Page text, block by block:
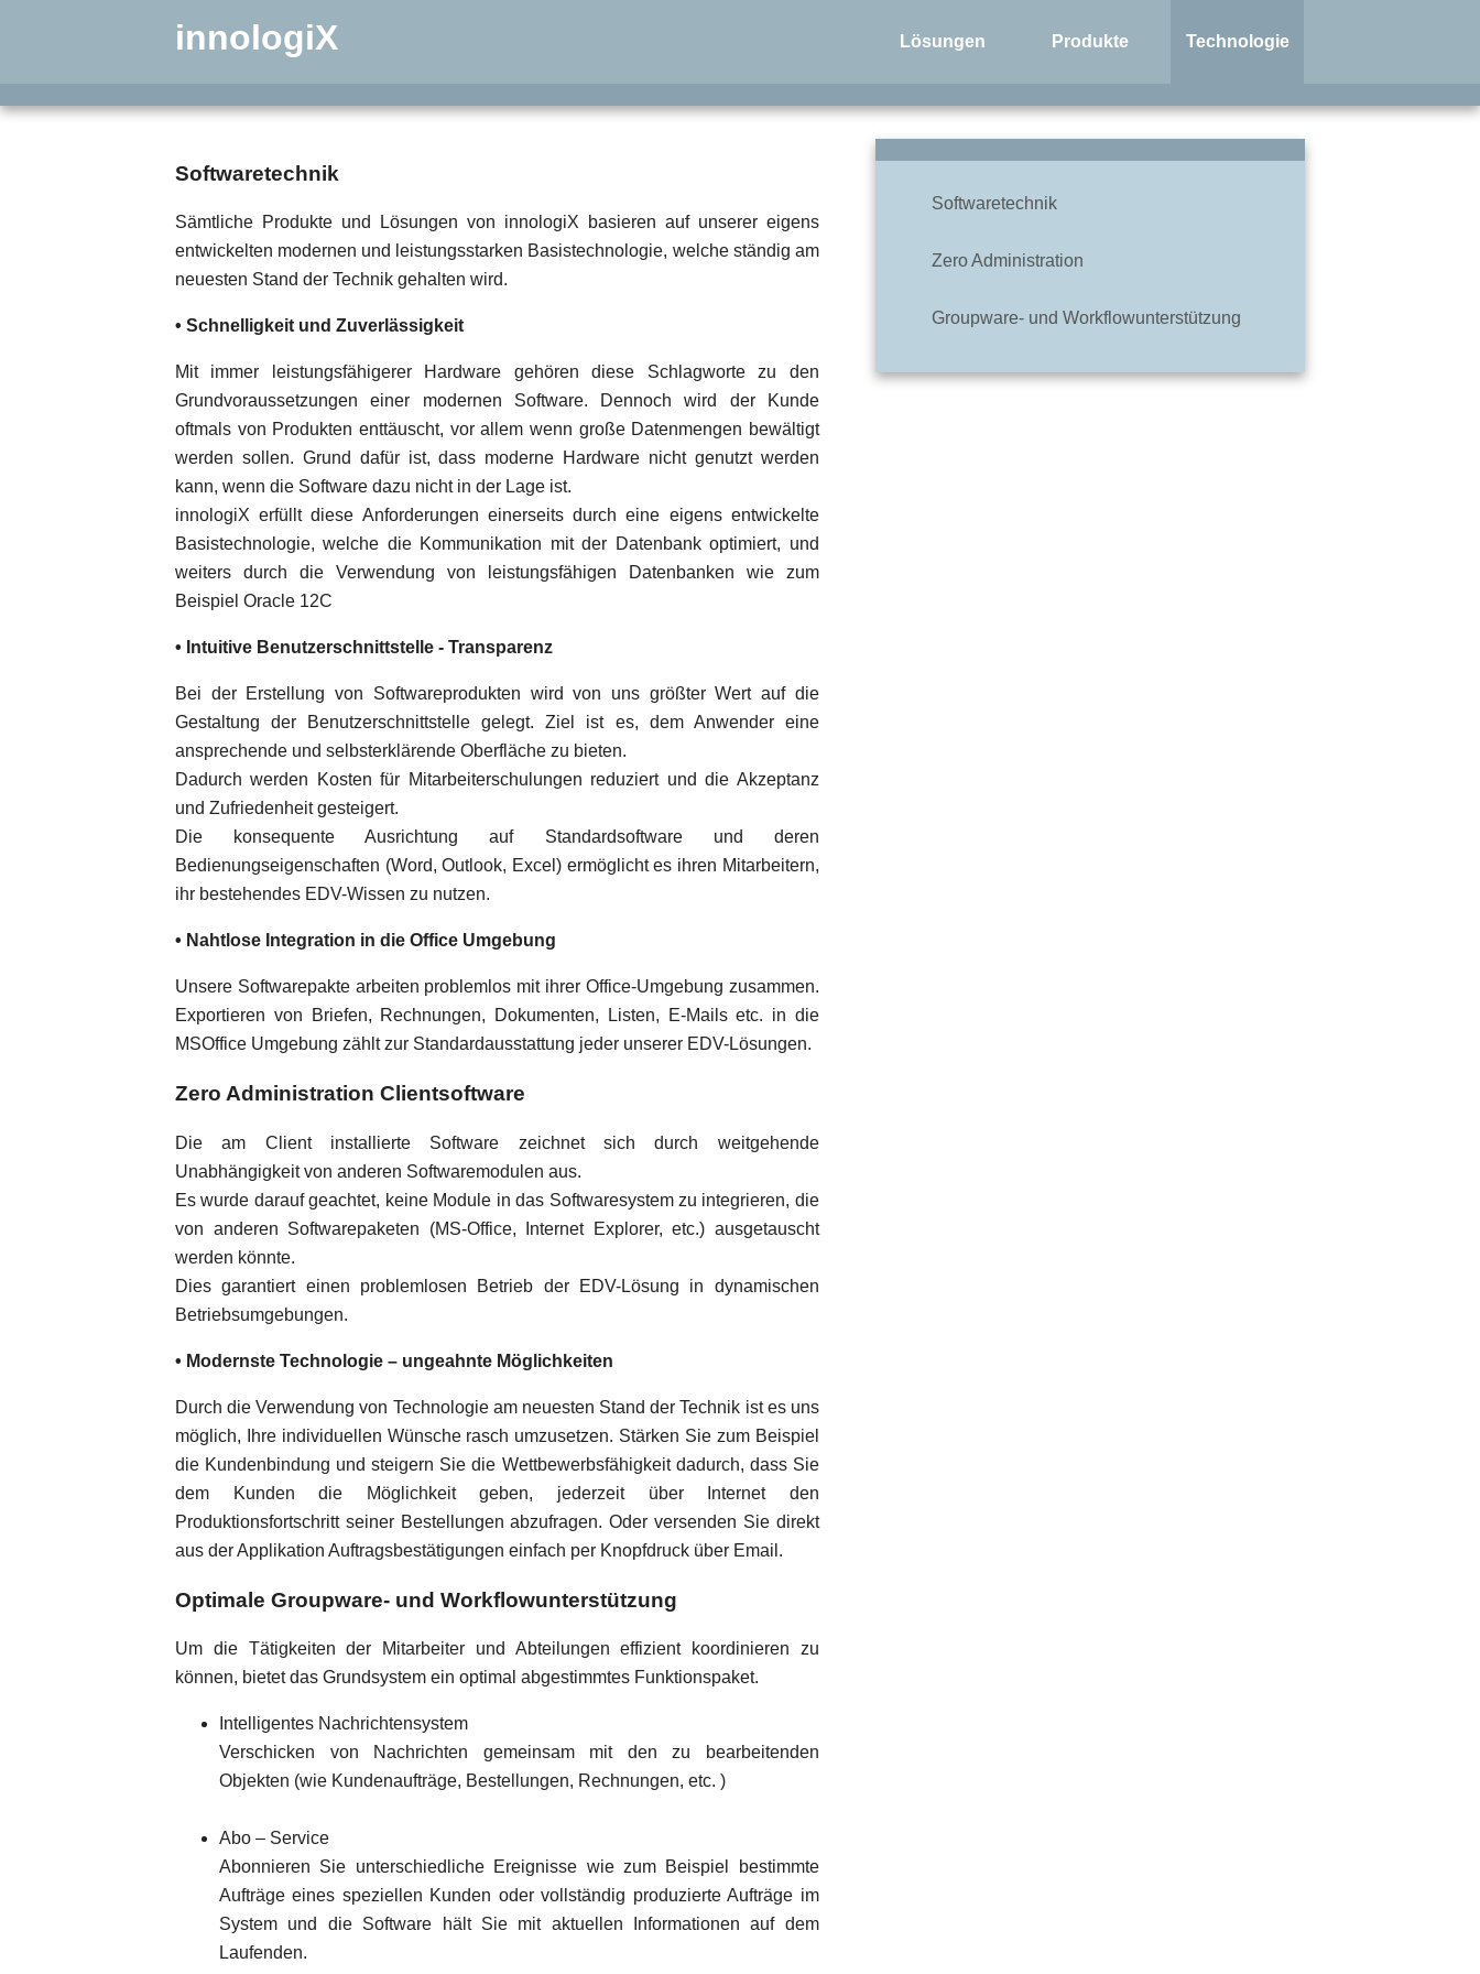
innologiX Lösungen Produkte Technologie
Softwaretechnik
Sämtliche Produkte und Lösungen von innologiX basieren auf unserer eigens
entwickelten modernen und leistungsstarken Basistechnologie, welche ständig am
neuesten Stand der Technik gehalten wird.
• Schnelligkeit und Zuverlässigkeit
Mit immer leistungsfähigerer Hardware gehören diese Schlagworte zu den
Grundvoraussetzungen einer modernen Software. Dennoch wird der Kunde
oftmals von Produkten enttäuscht, vor allem wenn große Datenmengen bewältigt
werden sollen. Grund dafür ist, dass moderne Hardware nicht genutzt werden
kann, wenn die Software dazu nicht in der Lage ist.
innologiX erfüllt diese Anforderungen einerseits durch eine eigens entwickelte
Basistechnologie, welche die Kommunikation mit der Datenbank optimiert, und
weiters durch die Verwendung von leistungsfähigen Datenbanken wie zum
Beispiel Oracle 12C
• Intuitive Benutzerschnittstelle - Transparenz
Bei der Erstellung von Softwareprodukten wird von uns größter Wert auf die
Gestaltung der Benutzerschnittstelle gelegt. Ziel ist es, dem Anwender eine
ansprechende und selbsterklärende Oberfläche zu bieten.
Dadurch werden Kosten für Mitarbeiterschulungen reduziert und die Akzeptanz
und Zufriedenheit gesteigert.
Die konsequente Ausrichtung auf Standardsoftware und deren
Bedienungseigenschaften (Word, Outlook, Excel) ermöglicht es ihren Mitarbeitern,
ihr bestehendes EDV-Wissen zu nutzen.
• Nahtlose Integration in die Office Umgebung
Unsere Softwarepakte arbeiten problemlos mit ihrer Office-Umgebung zusammen.
Exportieren von Briefen, Rechnungen, Dokumenten, Listen, E-Mails etc. in die
MSOffice Umgebung zählt zur Standardausstattung jeder unserer EDV-Lösungen.
Zero Administration Clientsoftware
Die am Client installierte Software zeichnet sich durch weitgehende
Unabhängigkeit von anderen Softwaremodulen aus.
Es wurde darauf geachtet, keine Module in das Softwaresystem zu integrieren, die
von anderen Softwarepaketen (MS-Office, Internet Explorer, etc.) ausgetauscht
werden könnte.
Dies garantiert einen problemlosen Betrieb der EDV-Lösung in dynamischen
Betriebsumgebungen.
• Modernste Technologie – ungeahnte Möglichkeiten
Durch die Verwendung von Technologie am neuesten Stand der Technik ist es uns
möglich, Ihre individuellen Wünsche rasch umzusetzen. Stärken Sie zum Beispiel
die Kundenbindung und steigern Sie die Wettbewerbsfähigkeit dadurch, dass Sie
dem Kunden die Möglichkeit geben, jederzeit über Internet den
Produktionsfortschritt seiner Bestellungen abzufragen. Oder versenden Sie direkt
aus der Applikation Auftragsbestätigungen einfach per Knopfdruck über Email.
Optimale Groupware- und Workflowunterstützung
Um die Tätigkeiten der Mitarbeiter und Abteilungen effizient koordinieren zu
können, bietet das Grundsystem ein optimal abgestimmtes Funktionspaket.
Intelligentes Nachrichtensystem
Verschicken von Nachrichten gemeinsam mit den zu bearbeitenden
Objekten (wie Kundenaufträge, Bestellungen, Rechnungen, etc. )
Abo – Service
Abonnieren Sie unterschiedliche Ereignisse wie zum Beispiel bestimmte
Aufträge eines speziellen Kunden oder vollständig produzierte Aufträge im
System und die Software hält Sie mit aktuellen Informationen auf dem
Laufenden.
Softwaretechnik
Zero Administration
Groupware- und Workflowunterstützung